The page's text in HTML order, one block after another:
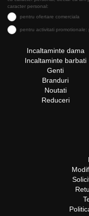
caracter personal:
pentru ofertare comerciala
pentru activitati promotionale:
Incaltaminte dama
Incaltaminte barbati
Genti
Branduri
Noutati
Reduceri